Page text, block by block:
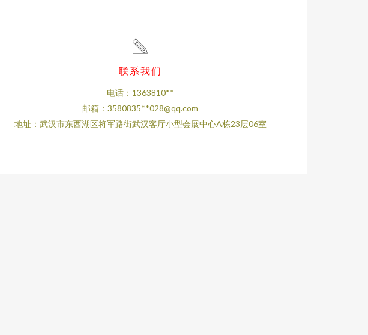
联系我们
电话：1363810**
邮箱：3580835**028@qq.com
地址：武汉市东西湖区将军路街武汉客厅小型会展中心A栋23层06室